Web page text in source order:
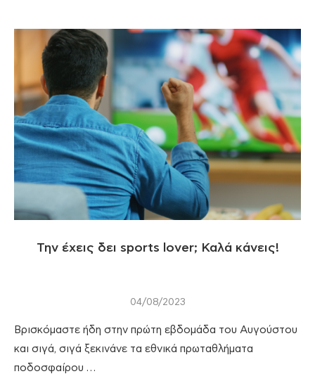
Την έχεις δει sports lover; Καλά κάνεις!
04/08/2023
Βρισκόμαστε ήδη στην πρώτη εβδομάδα του Αυγούστου
και σιγά, σιγά ξεκινάνε τα εθνικά πρωταθλήματα
ποδοσφαίρου …